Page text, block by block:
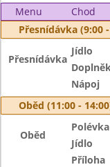
Menu
Chod
Přesnídávka (9:00
Přesnídávka
Jídlo
Nápoj
Oběd (11:00 -
Oběd
Polévka
Jídlo
Příloha